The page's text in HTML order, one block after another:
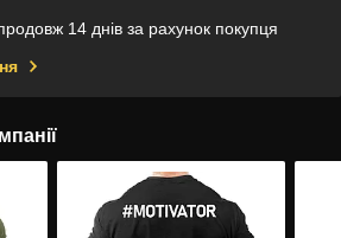
14 днів за рахунок покупця